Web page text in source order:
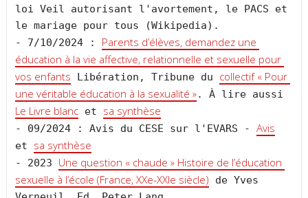
loi Veil autorisant l'avortement, le PACS et
le mariage pour tous (Wikipedia).
- 7/10/2024 : Parents d’élèves, demandez une
éducation à la vie affective, relationnelle et sexuelle pour
vos enfants Libération, Tribune du collectif « Pour
une véritable éducation à la sexualité »
Le Livre blanc et sa synthèse
- 09/2024 : Avis du CESE sur l'EVARS - Avis
et sa synthèse
- 2023 Une question « chaude » Histoire de l’éducation
sexuelle à l’école (France, XXe-XXIe siècle) de Yves